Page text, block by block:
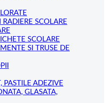
SCOLARE
SCOLARE
SI TRUSE DE
PASTILE ADEZIVE
GLASATA,